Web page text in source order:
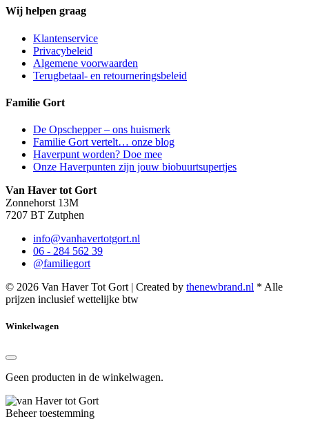
Wij helpen graag
Klantenservice
Privacybeleid
Algemene voorwaarden
Terugbetaal- en retourneringsbeleid
Familie Gort
De Opschepper – ons huismerk
Familie Gort vertelt… onze blog
Haverpunt worden? Doe mee
Onze Haverpunten zijn jouw biobuurtsupertjes
Van Haver tot Gort
Zonnehorst 13M
7207 BT Zutphen
info@vanhavertotgort.nl
06 - 284 562 39
@familiegort
© 2026 Van Haver Tot Gort | Created by thenewbrand.nl * Alle
prijzen inclusief wettelijke btw
Winkelwagen
Geen producten in de winkelwagen.
Beheer toestemming